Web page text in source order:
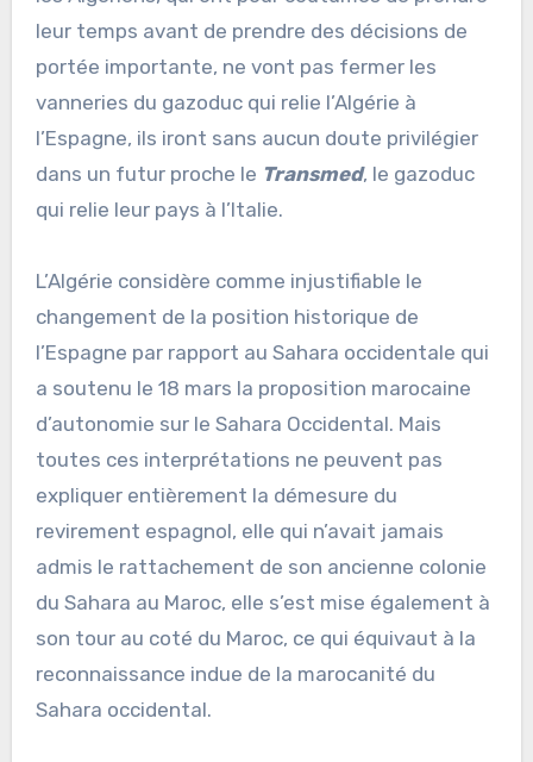
leur temps avant de prendre des décisions de
portée importante, ne vont pas fermer les
vanneries du gazoduc qui relie l’Algérie à
l’Espagne, ils iront sans aucun doute privilégier
dans un futur proche le Transmed, le gazoduc
qui relie leur pays à l’Italie.
L’Algérie considère comme injustifiable le
changement de la position historique de
l’Espagne par rapport au Sahara occidentale qui
a soutenu le 18 mars la proposition marocaine
d’autonomie sur le Sahara Occidental. Mais
toutes ces interprétations ne peuvent pas
expliquer entièrement la démesure du
revirement espagnol, elle qui n’avait jamais
admis le rattachement de son ancienne colonie
du Sahara au Maroc, elle s’est mise également à
son tour au coté du Maroc, ce qui équivaut à la
reconnaissance indue de la marocanité du
Sahara occidental.